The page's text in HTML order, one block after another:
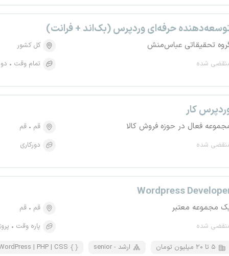
حرفه‌ای وردپرس (بک‌اند + فرانت)
تحقیقاتی عباس‌منش
شده
کل کشور
تمام وقت
کار
فعال در حوزه فروش کالا
شده
قم
قم
دورکاری
Wordpress
مجموعه معتبر
شده
قم
قم
پاره وقت
۵ تا ۲۰ میلیون تومان senior - ارشد | PHP | CSS